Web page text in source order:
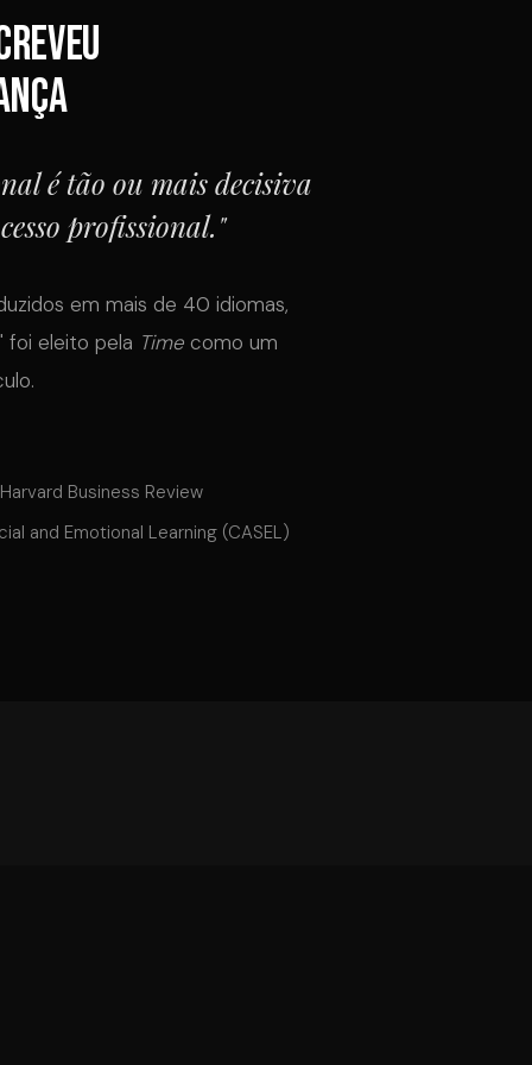
é tão ou mais decisiva
profissional."
em mais de 40 idiomas,
foi eleito pela Time como um
Business Review
and Emotional Learning (CASEL)